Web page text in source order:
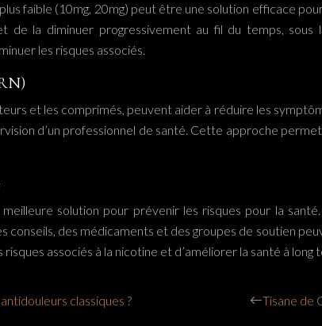
faible (10mg, 20mg) peut être une solution efficace
de la diminuer progressivement au fil du temps,
les risques associés.
et les comprimés, peuvent aider à réduire les
d’un professionnel de santé. Cette approche
solution pour prévenir les risques pour la
des médicaments et des groupes de soutien
associés à la nicotine et d’améliorer la santé à long
classiques ? Tisane de